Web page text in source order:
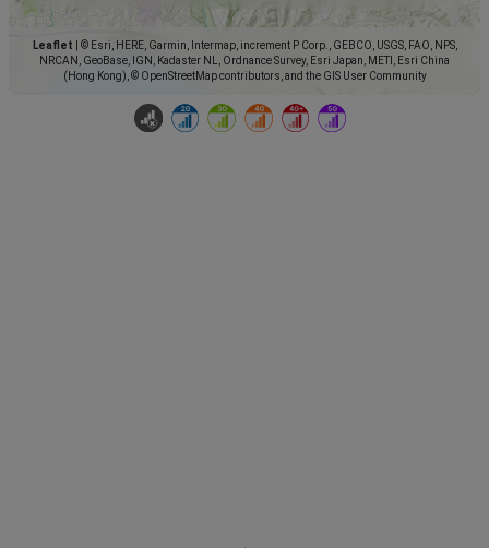
Leaflet
© Esri, HERE, Garmin, Intermap, increment P Corp., GEBCO, USGS, FAO, NPS,
NRCAN, GeoBase, IGN, Kadaster NL, Ordnance Survey, Esri Japan, METI, Esri China
(Hong Kong), © OpenStreetMap contributors, and the GIS User Community